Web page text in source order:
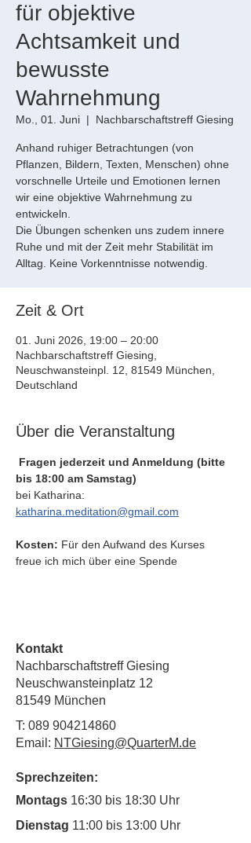
für objektive
Achtsamkeit und
bewusste
Wahrnehmung
Mo., 01. Juni
  |
Nachbarschaftstreff Giesing
Anhand ruhiger Betrachtungen (von
Pflanzen, Bildern, Texten, Menschen) ohne
vorschnelle Urteile und Emotionen lernen
wir eine objektive Wahrnehmung zu
entwickeln.
Die Übungen schenken uns zudem innere
Ruhe und mit der Zeit mehr Stabilität im
Alltag. Keine Vorkenntnisse notwendig.
Zeit & Ort
01. Juni 2026, 19:00 – 20:00
Nachbarschaftstreff Giesing,
Neuschwansteinpl. 12, 81549 München,
Deutschland
Über die Veranstaltung
Fragen jederzeit und Anmeldung (bitte
bis 18:00 am Samstag)
bei Katharina:
katharina.meditation@gmail.com
Kosten: Für den Aufwand des Kurses
freue ich mich über eine Spende
Kontakt
Nachbarschaftstreff Giesing
Neuschwansteinplatz 12
81549 München
T: 089 904214860
Email: NTGiesing@QuarterM.de
Sprechzeiten:
Montags 16:30 bis 18:30 Uhr
Dienstag 11:00 bis 13:00 Uhr